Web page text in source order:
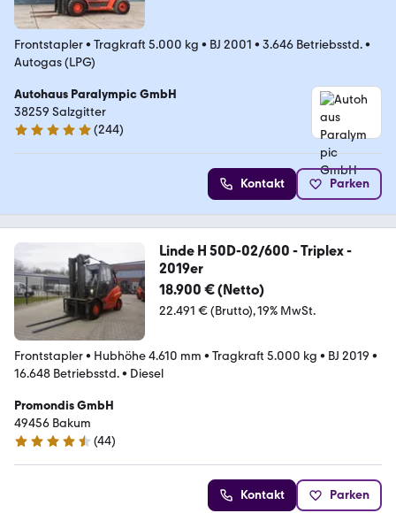
Frontstapler• Tragkraft 5.000 kg • BJ 2001 • 3.646 Betriebsstd.•
Autogas (LPG)
Autohaus Paralympic GmbH
38259 Salzgitter
5 Sterne
(244)
Kontakt Parken
Linde H 50D-02/600 - Triplex -
2019er
18.900 € (Netto)
22.491 € (Brutto) 19% MwSt.
Frontstapler• Hubhöhe 4.610 mm • Tragkraft 5.000 kg • BJ 2019 •
16.648 Betriebsstd.• Diesel
Promondis GmbH
49456 Bakum
4.6 Sterne
(44)
Kontakt Parken